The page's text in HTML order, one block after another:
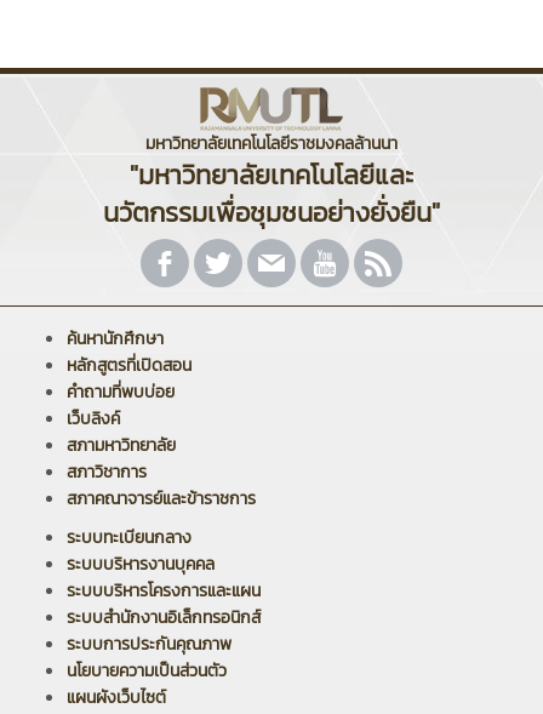
มหาวิทยาลัยเทคโนโลยีราชมงคลล้านนา
"มหาวิทยาลัยเทคโนโลยีและ
นวัตกรรมเพื่อชุมชนอย่างยั่งยืน"
ค้นหานักศึกษา
หลักสูตรที่เปิดสอน
คำถามที่พบบ่อย
เว็บลิงค์
สภามหาวิทยาลัย
สภาวิชาการ
สภาคณาจารย์และข้าราชการ
ระบบทะเบียนกลาง
ระบบบริหารงานบุคคล
ระบบบริหารโครงการและแผน
ระบบสำนักงานอิเล็กทรอนิกส์
ระบบการประกันคุณภาพ
นโยบายความเป็นส่วนตัว
แผนผังเว็บไซต์